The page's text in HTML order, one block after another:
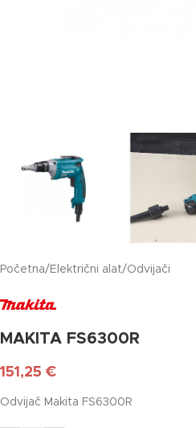
Početna/ Električni alat/Odvijači
MAKITA FS6300R
151,25 €
Odvijač Makita FS6300R